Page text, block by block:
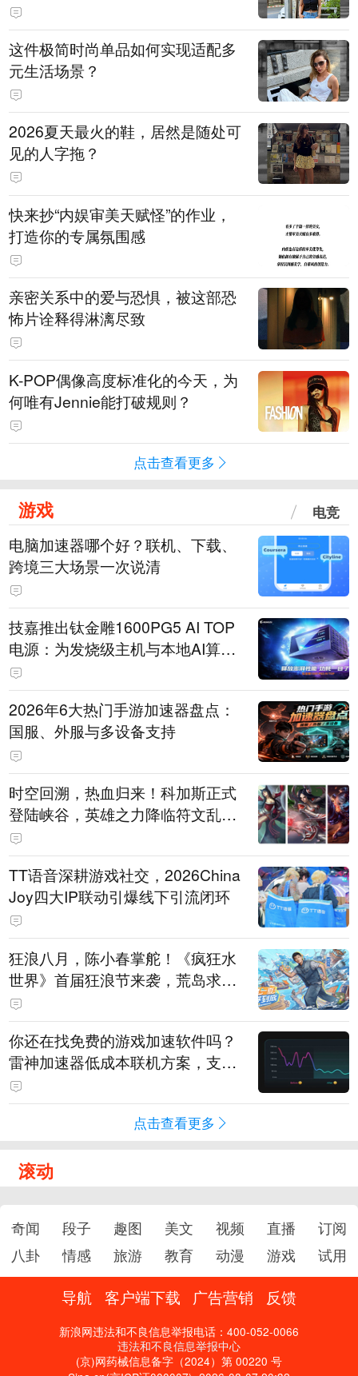
这件极简时尚单品如何实现适配多
元生活场景？
2026夏天最火的鞋，居然是随处可
见的人字拖？
快来抄“内娱审美天赋怪”的作业，
打造你的专属氛围感
亲密关系中的爱与恐惧，被这部恐
怖片诠释得淋漓尽致
K-POP偶像高度标准化的今天，为
何唯有Jennie能打破规则？
点击查看更多
游戏 电竞
电脑加速器哪个好？联机、下载、
跨境三大场景一次说清
技嘉推出钛金雕1600PG5 AI TOP
电源：为发烧级主机与本地AI算力
打造旗舰供电方案
2026年6大热门手游加速器盘点：
国服、外服与多设备支持
时空回溯，热血归来！科加斯正式
登陆峡谷，英雄之力降临符文乱
斗！
TT语音深耕游戏社交，2026China
Joy四大IP联动引爆线下引流闭环
狂浪八月，陈小春掌舵！《疯狂水
世界》首届狂浪节来袭，荒岛求生
直播即将开启
你还在找免费的游戏加速软件吗？
雷神加速器低成本联机方案，支持
免费试用
点击查看更多
滚动
奇闻 段子 趣图 美文 视频 直播
订阅
八卦
情感 旅游 教育 动漫 游戏 试用
导航 客户端下载 广告营销 反馈
新浪网违法和不良信息举报电话：400-052-0066
违法和不良信息举报中心
(京)网药械信息备字（2024）第 00220 号